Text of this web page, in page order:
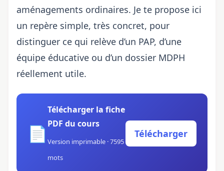
aménagements ordinaires. Je te propose ici
un repère simple, très concret, pour
distinguer ce qui relève d’un PAP, d’une
équipe éducative ou d’un dossier MDPH
réellement utile.
📄
Télécharger la fiche
PDF du cours
Version imprimable · 7595
mots
Télécharger